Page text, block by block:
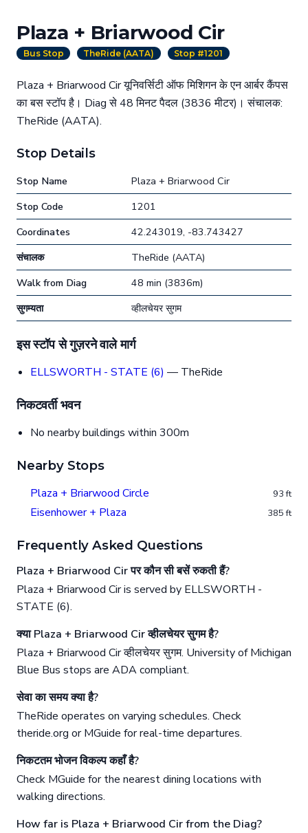
Plaza + Briarwood Cir
Bus Stop TheRide (AATA) Stop #1201
Plaza + Briarwood Cir यूनिवर्सिटी ऑफ मिशिगन के एन आर्बर कैंपस
का बस स्टॉप है। Diag से 48 मिनट पैदल (3836 मीटर)। संचालक:
TheRide (AATA).
Stop Details
Stop Name
Plaza + Briarwood Cir
Stop Code
1201
Coordinates
42.243019, -83.743427
संचालक
TheRide (AATA)
Walk from Diag
48 min (3836m)
सुगम्यता
व्हीलचेयर सुगम
इस स्टॉप से गुज़रने वाले मार्ग
ELLSWORTH - STATE (6) — TheRide
निकटवर्ती भवन
No nearby buildings within 300m
Nearby Stops
Plaza + Briarwood Circle 93 ft
Eisenhower + Plaza 385 ft
Frequently Asked Questions
Plaza + Briarwood Cir पर कौन सी बसें रुकती हैं?
Plaza + Briarwood Cir is served by ELLSWORTH -
STATE (6).
क्या Plaza + Briarwood Cir व्हीलचेयर सुगम है?
Plaza + Briarwood Cir व्हीलचेयर सुगम. University of Michigan
Blue Bus stops are ADA compliant.
सेवा का समय क्या है?
TheRide operates on varying schedules. Check
theride.org or MGuide for real-time departures.
निकटतम भोजन विकल्प कहाँ है?
Check MGuide for the nearest dining locations with
walking directions.
How far is Plaza + Briarwood Cir from the Diag?